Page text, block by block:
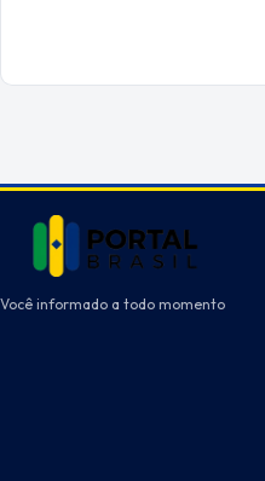
Você informado a todo momento